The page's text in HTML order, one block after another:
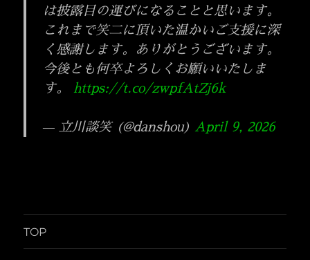
は披露目の運びになることと思います。
これまで笑二に頂いた温かいご支援に深
く感謝します。ありがとうございます。
今後とも何卒よろしくお願いいたしま
す。 https://t.co/zwpfAtZj6k
— 立川談笑 (@danshou) April 9, 2026
TOP